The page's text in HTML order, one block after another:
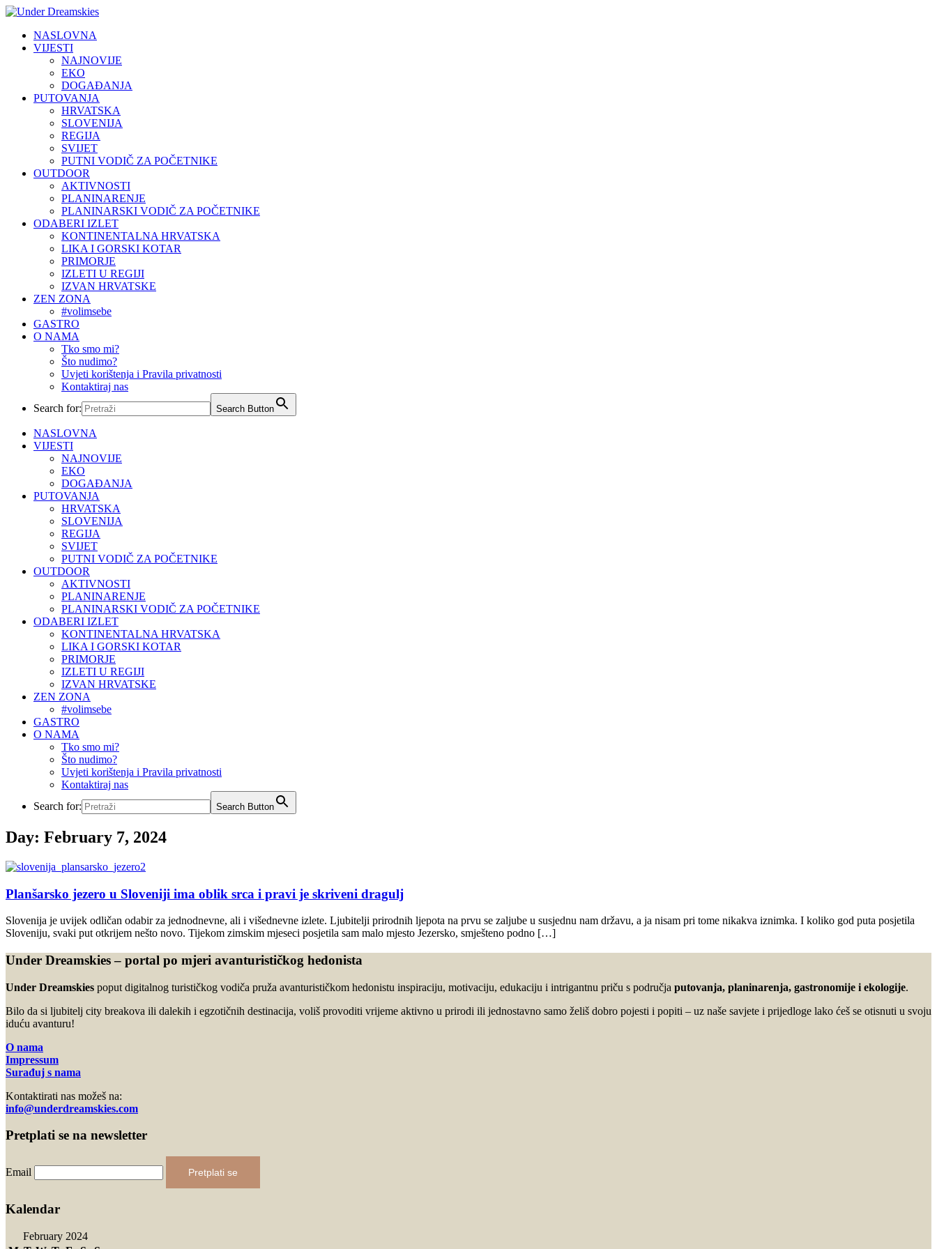
NASLOVNA
VIJESTI
NAJNOVIJE
EKO
DOGAĐANJA
PUTOVANJA
HRVATSKA
SLOVENIJA
REGIJA
SVIJET
PUTNI VODIČ ZA POČETNIKE
OUTDOOR
AKTIVNOSTI
PLANINARENJE
PLANINARSKI VODIČ ZA POČETNIKE
ODABERI IZLET
KONTINENTALNA HRVATSKA
LIKA I GORSKI KOTAR
PRIMORJE
IZLETI U REGIJI
IZVAN HRVATSKE
ZEN ZONA
#volimsebe
GASTRO
O NAMA
Tko smo mi?
Što nudimo?
Uvjeti korištenja i Pravila privatnosti
Kontaktiraj nas
Search for:
Search Button
NASLOVNA
VIJESTI
NAJNOVIJE
EKO
DOGAĐANJA
PUTOVANJA
HRVATSKA
SLOVENIJA
REGIJA
SVIJET
PUTNI VODIČ ZA POČETNIKE
OUTDOOR
AKTIVNOSTI
PLANINARENJE
PLANINARSKI VODIČ ZA POČETNIKE
ODABERI IZLET
KONTINENTALNA HRVATSKA
LIKA I GORSKI KOTAR
PRIMORJE
IZLETI U REGIJI
IZVAN HRVATSKE
ZEN ZONA
#volimsebe
GASTRO
O NAMA
Tko smo mi?
Što nudimo?
Uvjeti korištenja i Pravila privatnosti
Kontaktiraj nas
Search for:
Search Button
Day: February 7, 2024
Planšarsko jezero u Sloveniji ima oblik srca i pravi je skriveni dragulj
Slovenija je uvijek odličan odabir za jednodnevne, ali i višednevne izlete. Ljubitelji prirodnih ljepota na prvu se zaljube u susjednu nam državu, a ja nisam pri tome nikakva iznimka. I koliko god puta posjetila
Sloveniju, svaki put otkrijem nešto novo. Tijekom zimskim mjeseci posjetila sam malo mjesto Jezersko, smješteno podno […]
Under Dreamskies – portal po mjeri avanturističkog hedonista
Under Dreamskies poput digitalnog turističkog vodiča pruža avanturističkom hedonistu inspiraciju, motivaciju, edukaciju i intrigantnu priču s područja putovanja, planinarenja, gastronomije i ekologije.
Bilo da si ljubitelj city breakova ili dalekih i egzotičnih destinacija, voliš provoditi vrijeme aktivno u prirodi ili jednostavno samo želiš dobro pojesti i popiti – uz naše savjete i prijedloge lako ćeš se otisnuti u svoju
iduću avanturu!
O nama
Impressum
Surađuj s nama
Kontaktirati nas možeš na:
info@underdreamskies.com
Pretplati se na newsletter
Email Pretplati se
Kalendar
February 2024